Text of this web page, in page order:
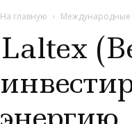
На главную Международные
Laltex